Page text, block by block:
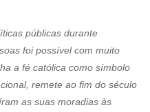
públicas durante
foi possível com muito
a fé católica como símbolo
remete ao fim do século
as suas moradias às